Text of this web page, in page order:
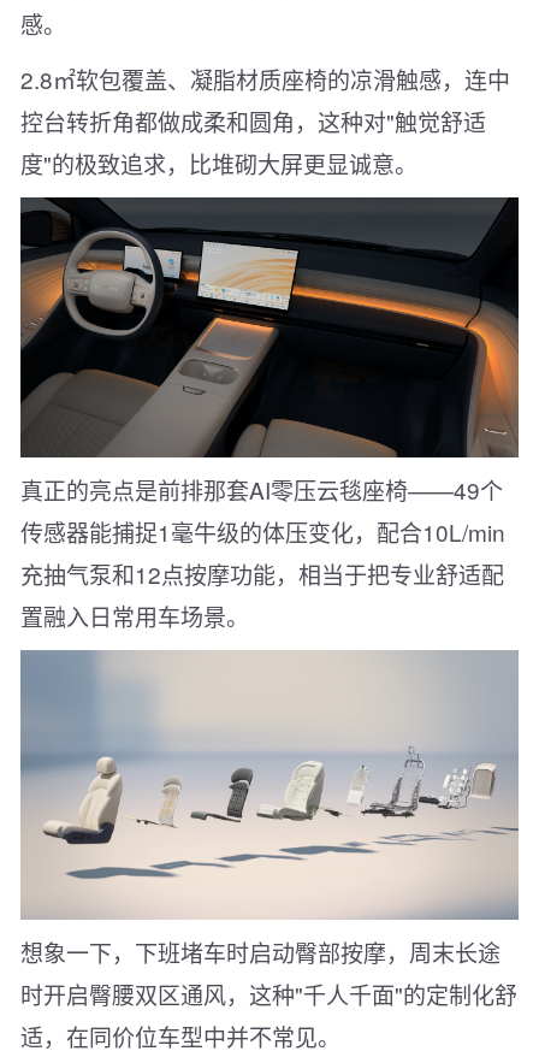
感。
2.8㎡软包覆盖、凝脂材质座椅的凉滑触感，连中
控台转折角都做成柔和圆角，这种对"触觉舒适
度"的极致追求，比堆砌大屏更显诚意。
真正的亮点是前排那套AI零压云毯座椅——49个
传感器能捕捉1毫牛级的体压变化，配合10L/min
充抽气泵和12点按摩功能，相当于把专业舒适配
置融入日常用车场景。
想象一下，下班堵车时启动臀部按摩，周末长途
时开启臀腰双区通风，这种"千人千面"的定制化舒
适，在同价位车型中并不常见。